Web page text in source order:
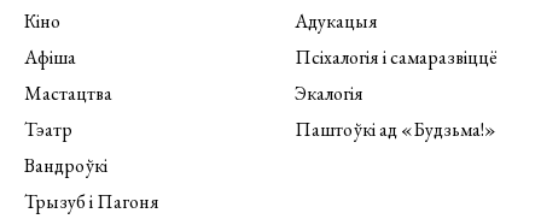
Кіно
Афіша
Мастацтва
Тэатр
Вандроўкі
Трызуб і Пагоня
Адукацыя
Псіхалогія і самаразвіццё
Экалогія
Паштоўкі ад «Будзьма!»